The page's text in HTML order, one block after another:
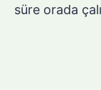
süre orada